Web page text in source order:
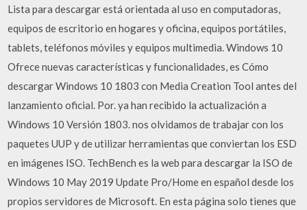
Lista para descargar está orientada al uso en computadoras,
equipos de escritorio en hogares y oficina, equipos portátiles,
tablets, teléfonos móviles y equipos multimedia. Windows 10
Ofrece nuevas características y funcionalidades, es Cómo
descargar Windows 10 1803 con Media Creation Tool antes del
lanzamiento oficial. Por. ya han recibido la actualización a
Windows 10 Versión 1803. nos olvidamos de trabajar con los
paquetes UUP y de utilizar herramientas que conviertan los ESD
en imágenes ISO. TechBench es la web para descargar la ISO de
Windows 10 May 2019 Update Pro/Home en español desde los
propios servidores de Microsoft. En esta página solo tienes que